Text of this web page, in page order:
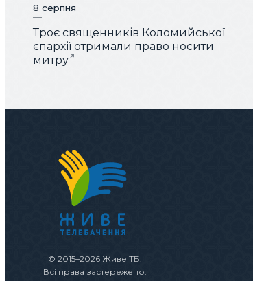
8 серпня
Троє священників Коломийської
єпархії отримали право носити
митру
© 2015–2026 Живе ТБ.
Всі права застережено.